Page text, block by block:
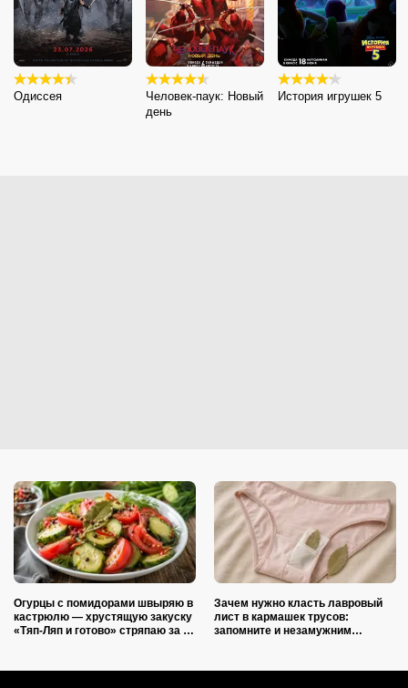
Одиссея
Человек-паук: Новый
день
История игрушек 5
Огурцы с помидорами швыряю в
кастрюлю — хрустящую закуску
«Тяп-Ляп и готово» стряпаю за 15
Зачем нужно класть лавровый
лист в кармашек трусов:
запомните и незамужним